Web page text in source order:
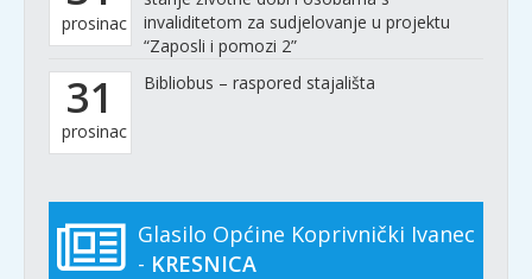
prosinac
invaliditetom za sudjelovanje u projektu
“Zaposli i pomozi 2”
31
prosinac
Bibliobus – raspored stajališta
Glasilo Općine Koprivnički Ivanec
- KRESNICA